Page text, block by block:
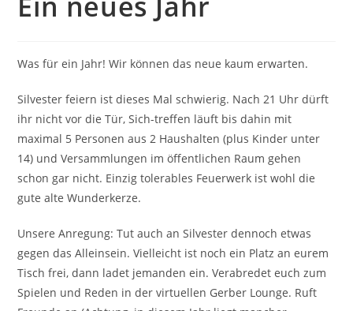
Was für ein Jahr! Wir können das neue kaum erwarten.
Silvester feiern ist dieses Mal schwierig. Nach 21 Uhr dürft
ihr nicht vor die Tür, Sich-treffen läuft bis dahin mit
maximal 5 Personen aus 2 Haushalten (plus Kinder unter
14) und Versammlungen im öffentlichen Raum gehen
schon gar nicht. Einzig tolerables Feuerwerk ist wohl die
gute alte Wunderkerze.
Unsere Anregung: Tut auch an Silvester dennoch etwas
gegen das Alleinsein. Vielleicht ist noch ein Platz an eurem
Tisch frei, dann ladet jemanden ein. Verabredet euch zum
Spielen und Reden in der virtuellen Gerber Lounge. Ruft